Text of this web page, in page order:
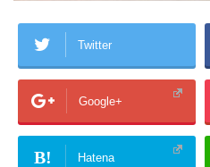
Twitter
Google+
B! Hatena